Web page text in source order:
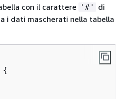
con il carattere '#'
di
i dati mascherati nella tabella
{